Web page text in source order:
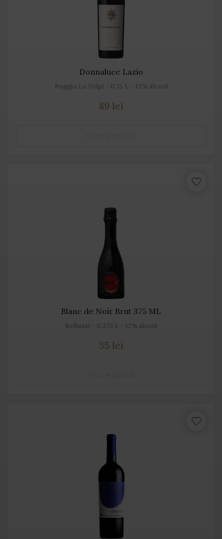
Donnaluce Lazio
Poggio Le Volpi - 0.75 L - 13% alcool
89 lei
Blanc de Noir Brut 375 ML
Bellussi - 0.375 L - 12% alcool
35 lei